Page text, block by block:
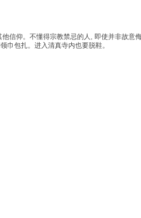
信仰。不懂得宗教禁忌的人, 即使并非故意
巾包扎。进入清真寺内也要脱鞋。